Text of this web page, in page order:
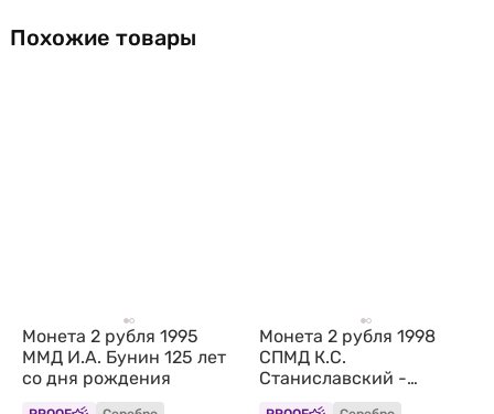
Похожие товары
Монета 2 рубля 1995
ММД И.А. Бунин 125 лет
со дня рождения
Монета 2 рубля 1998
СПМД К.С.
Станиславский -
портрет, 135 лет со дня